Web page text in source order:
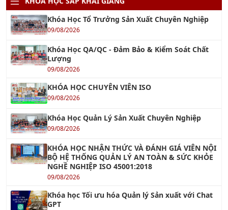
Khóa Học Tổ Trưởng Sản Xuất Chuyên Nghiệp
09/08/2026
Khóa Học QA/QC - Đảm Bảo & Kiểm Soát Chất
Lượng
09/08/2026
KHÓA HỌC CHUYÊN VIÊN ISO
09/08/2026
Khóa Học Quản Lý Sản Xuất Chuyên Nghiệp
09/08/2026
KHÓA HỌC NHẬN THỨC VÀ ĐÁNH GIÁ VIÊN NỘI
BỘ HỆ THỐNG QUẢN LÝ AN TOÀN & SỨC KHỎE
NGHỀ NGHIỆP ISO 45001:2018
09/08/2026
Khóa học Tối ưu hóa Quản lý Sản xuất với Chat
GPT